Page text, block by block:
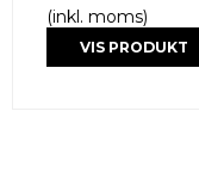
(inkl. moms)
VIS PRODUKT